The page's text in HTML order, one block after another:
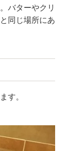
バターやクリ
同じ場所にあ
す。